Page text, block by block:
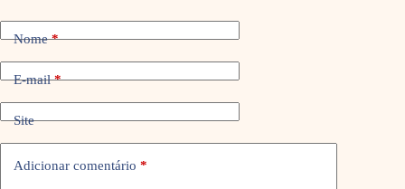
Nome*
E-mail*
Site
Adicionar comentário *